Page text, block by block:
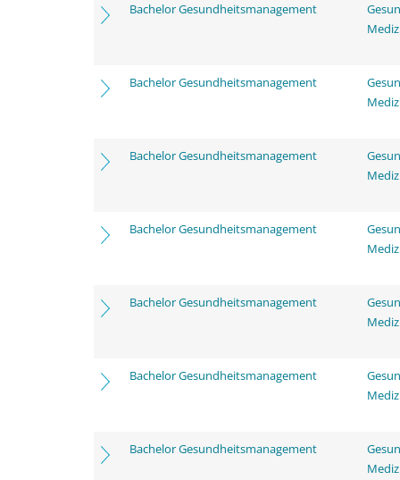
Bachelor Gesundheitsmanagement
Bachelor Gesundheitsmanagement
Bachelor Gesundheitsmanagement
Bachelor Gesundheitsmanagement
Bachelor Gesundheitsmanagement
Bachelor Gesundheitsmanagement
Bachelor Gesundheitsmanagement